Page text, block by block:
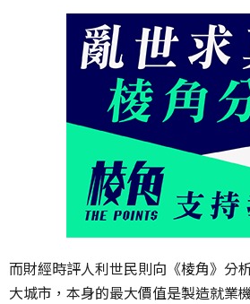
而財經時評人利世民則向《棱角》分
大城市，本身的最大價值是製造就業